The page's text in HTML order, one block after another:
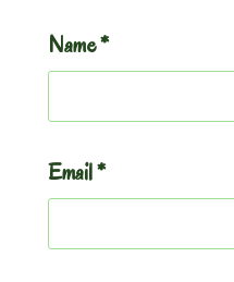
Name*
Email*